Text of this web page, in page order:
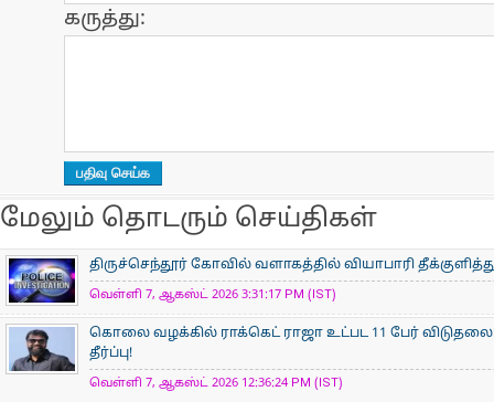
கருத்து:
மேலும் தொடரும் செய்திகள்
திருச்செந்தூர் கோவில் வளாகத்தில் வியாபாரி
வெள்ளி 7, ஆகஸ்ட் 2026 3:31:17 PM (IST)
கொலை வழக்கில் ராக்கெட் ராஜா உட்பட 11 பேர்
தீர்ப்பு!
வெள்ளி 7, ஆகஸ்ட் 2026 12:36:24 PM (IST)